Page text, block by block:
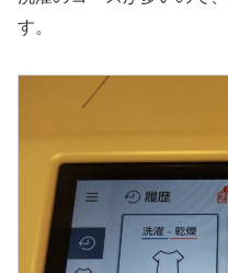
す。